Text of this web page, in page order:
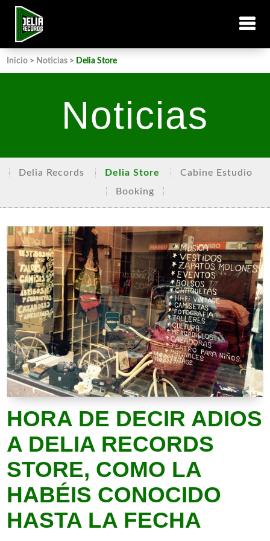
Inicio > Noticias > Delia Store
Noticias
Delia Records Delia Store
Cabine Estudio
Booking
HORA DE DECIR ADIOS
A DELIA RECORDS
STORE, COMO LA
HABÉIS CONOCIDO
HASTA LA FECHA